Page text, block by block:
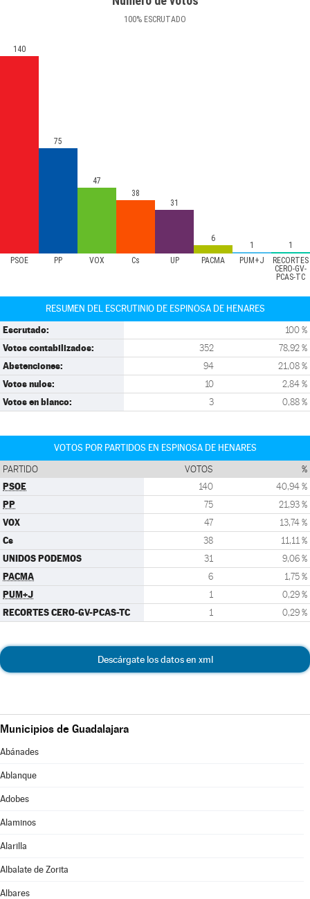
100% ESCRUTADO
PSOE PP VOX Cs UP PACMA PUM+J
RECORTES
CERO-GV-
PCAS-TC
140
75
47
38
31
6
1 1
RESUMEN DEL ESCRUTINIO DE ESPINOSA DE HENARES
Escrutado: 100 %
Votos contabilizados: 352 78,92 %
Abstenciones: 94 21,08 %
Votos nulos: 10 2,84 %
Votos en blanco: 3 0,88 %
VOTOS POR PARTIDOS EN ESPINOSA DE HENARES
PARTIDO VOTOS %
PSOE 140 40,94 %
PP 75 21,93 %
VOX 47 13,74 %
Cs 38 11,11 %
UNIDOS PODEMOS 31 9,06 %
PACMA 6 1,75 %
PUM+J 1 0,29 %
RECORTES CERO-GV-PCAS-TC 1 0,29 %
Descárgate los datos en xml
Municipios de Guadalajara
Abánades
Ablanque
Adobes
Alaminos
Alarilla
Albalate de Zorita
Albares